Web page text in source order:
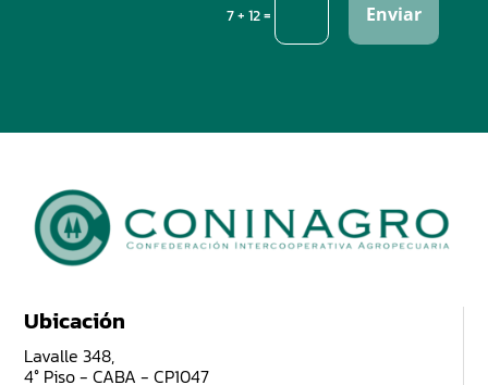
7 + 12= Enviar
Ubicación
Lavalle 348,
4° Piso - CABA - CP1047